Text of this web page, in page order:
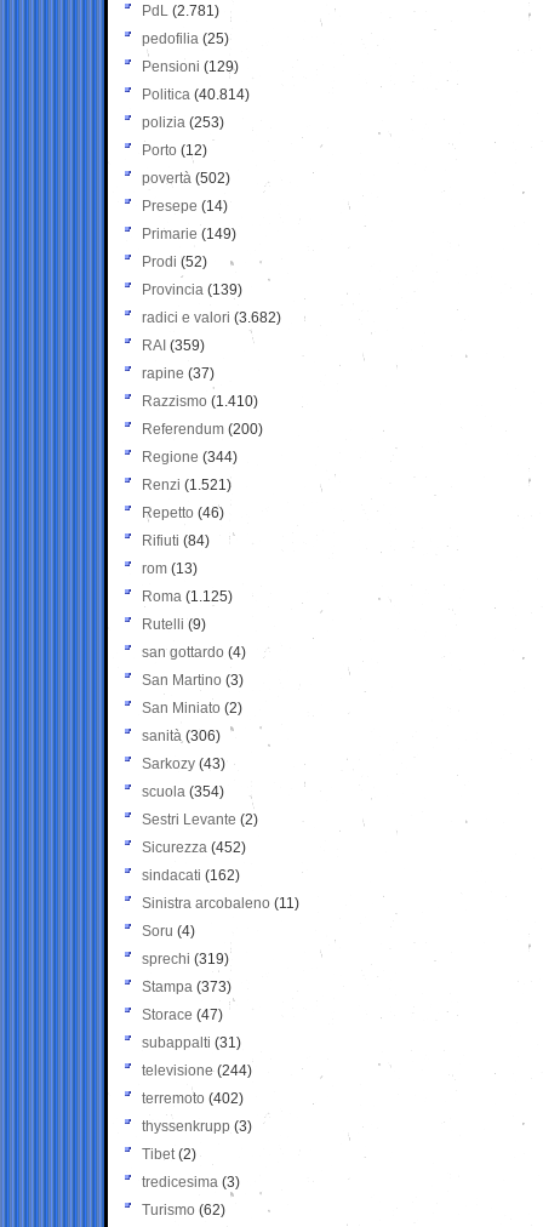
PdL (2.781)
pedofilia (25)
Pensioni (129)
Politica (40.814)
polizia (253)
Porto (12)
povertà (502)
Presepe (14)
Primarie (149)
Prodi (52)
Provincia (139)
radici e valori (3.682)
RAI (359)
rapine (37)
Razzismo (1.410)
Referendum (200)
Regione (344)
Renzi (1.521)
Repetto (46)
Rifiuti (84)
rom (13)
Roma (1.125)
Rutelli (9)
san gottardo (4)
San Martino (3)
San Miniato (2)
sanità (306)
Sarkozy (43)
scuola (354)
Sestri Levante (2)
Sicurezza (452)
sindacati (162)
Sinistra arcobaleno (11)
Soru (4)
sprechi (319)
Stampa (373)
Storace (47)
subappalti (31)
televisione(244)
terremoto (402)
thyssenkrupp (3)
Tibet(2)
tredicesima (3)
Turismo (62)